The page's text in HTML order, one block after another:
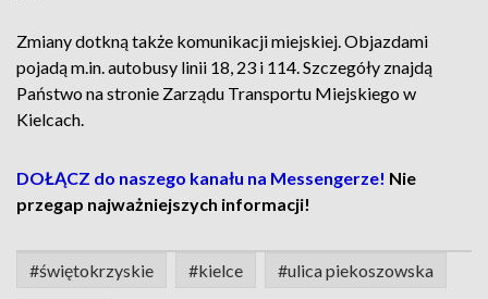
Zmiany dotkną także komunikacji miejskiej. Objazdami
pojadą m.in. autobusy linii 18, 23 i 114. Szczegóły znajdą
Państwo na stronie Zarządu Transportu Miejskiego w
Kielcach.
DOŁĄCZ do naszego kanału na Messengerze! Nie
przegap najważniejszych informacji!
#świętokrzyskie #kielce #ulica piekoszowska